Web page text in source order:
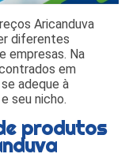
Aricanduva
diferentes
empresas. Na
em
adeque à
seu nicho.
produtos